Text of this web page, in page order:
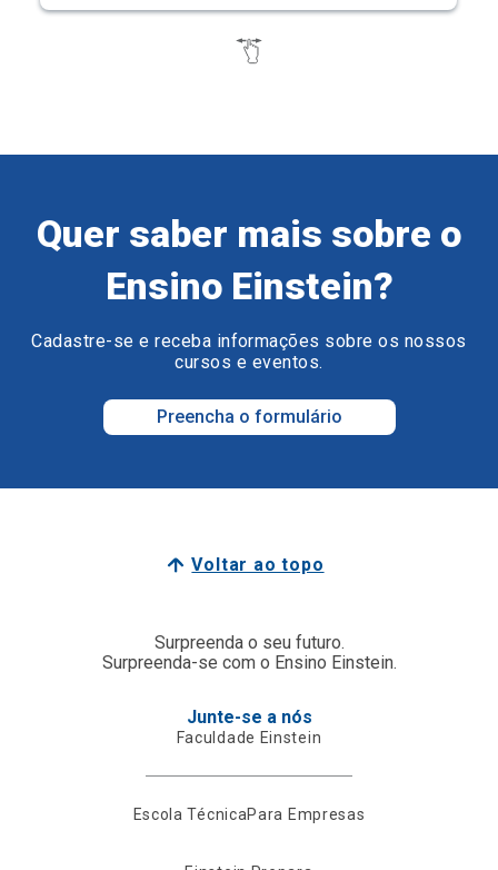
Quer saber mais sobre o
Ensino Einstein?
Cadastre-se e receba informações sobre os nossos
cursos e eventos.
Preencha o formulário
Voltar ao topo
Surpreenda o seu futuro.
Surpreenda-se com o Ensino Einstein.
Junte-se a nós
Faculdade Einstein
Escola TécnicaPara Empresas